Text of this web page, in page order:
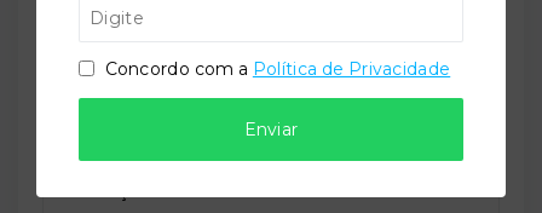
Perfil:
Residencial
Concordo com a Política de Privacidade
Enviar